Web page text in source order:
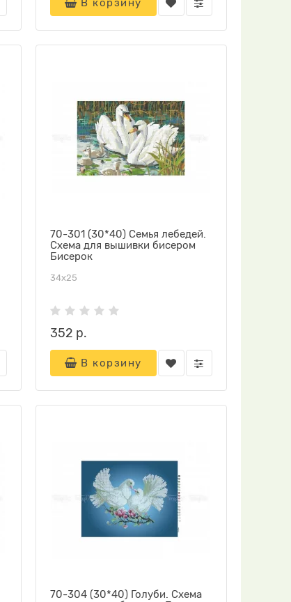
В корзину
70-301 (30*40) Семья лебедей.
Схема для вышивки бисером
Бисерок
34х25
352 р.
В корзину
70-304 (30*40) Голуби. Схема